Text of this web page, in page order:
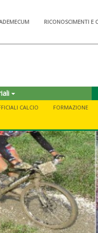
RICONOSCIMENTI E
CALCIO FORMAZIONE